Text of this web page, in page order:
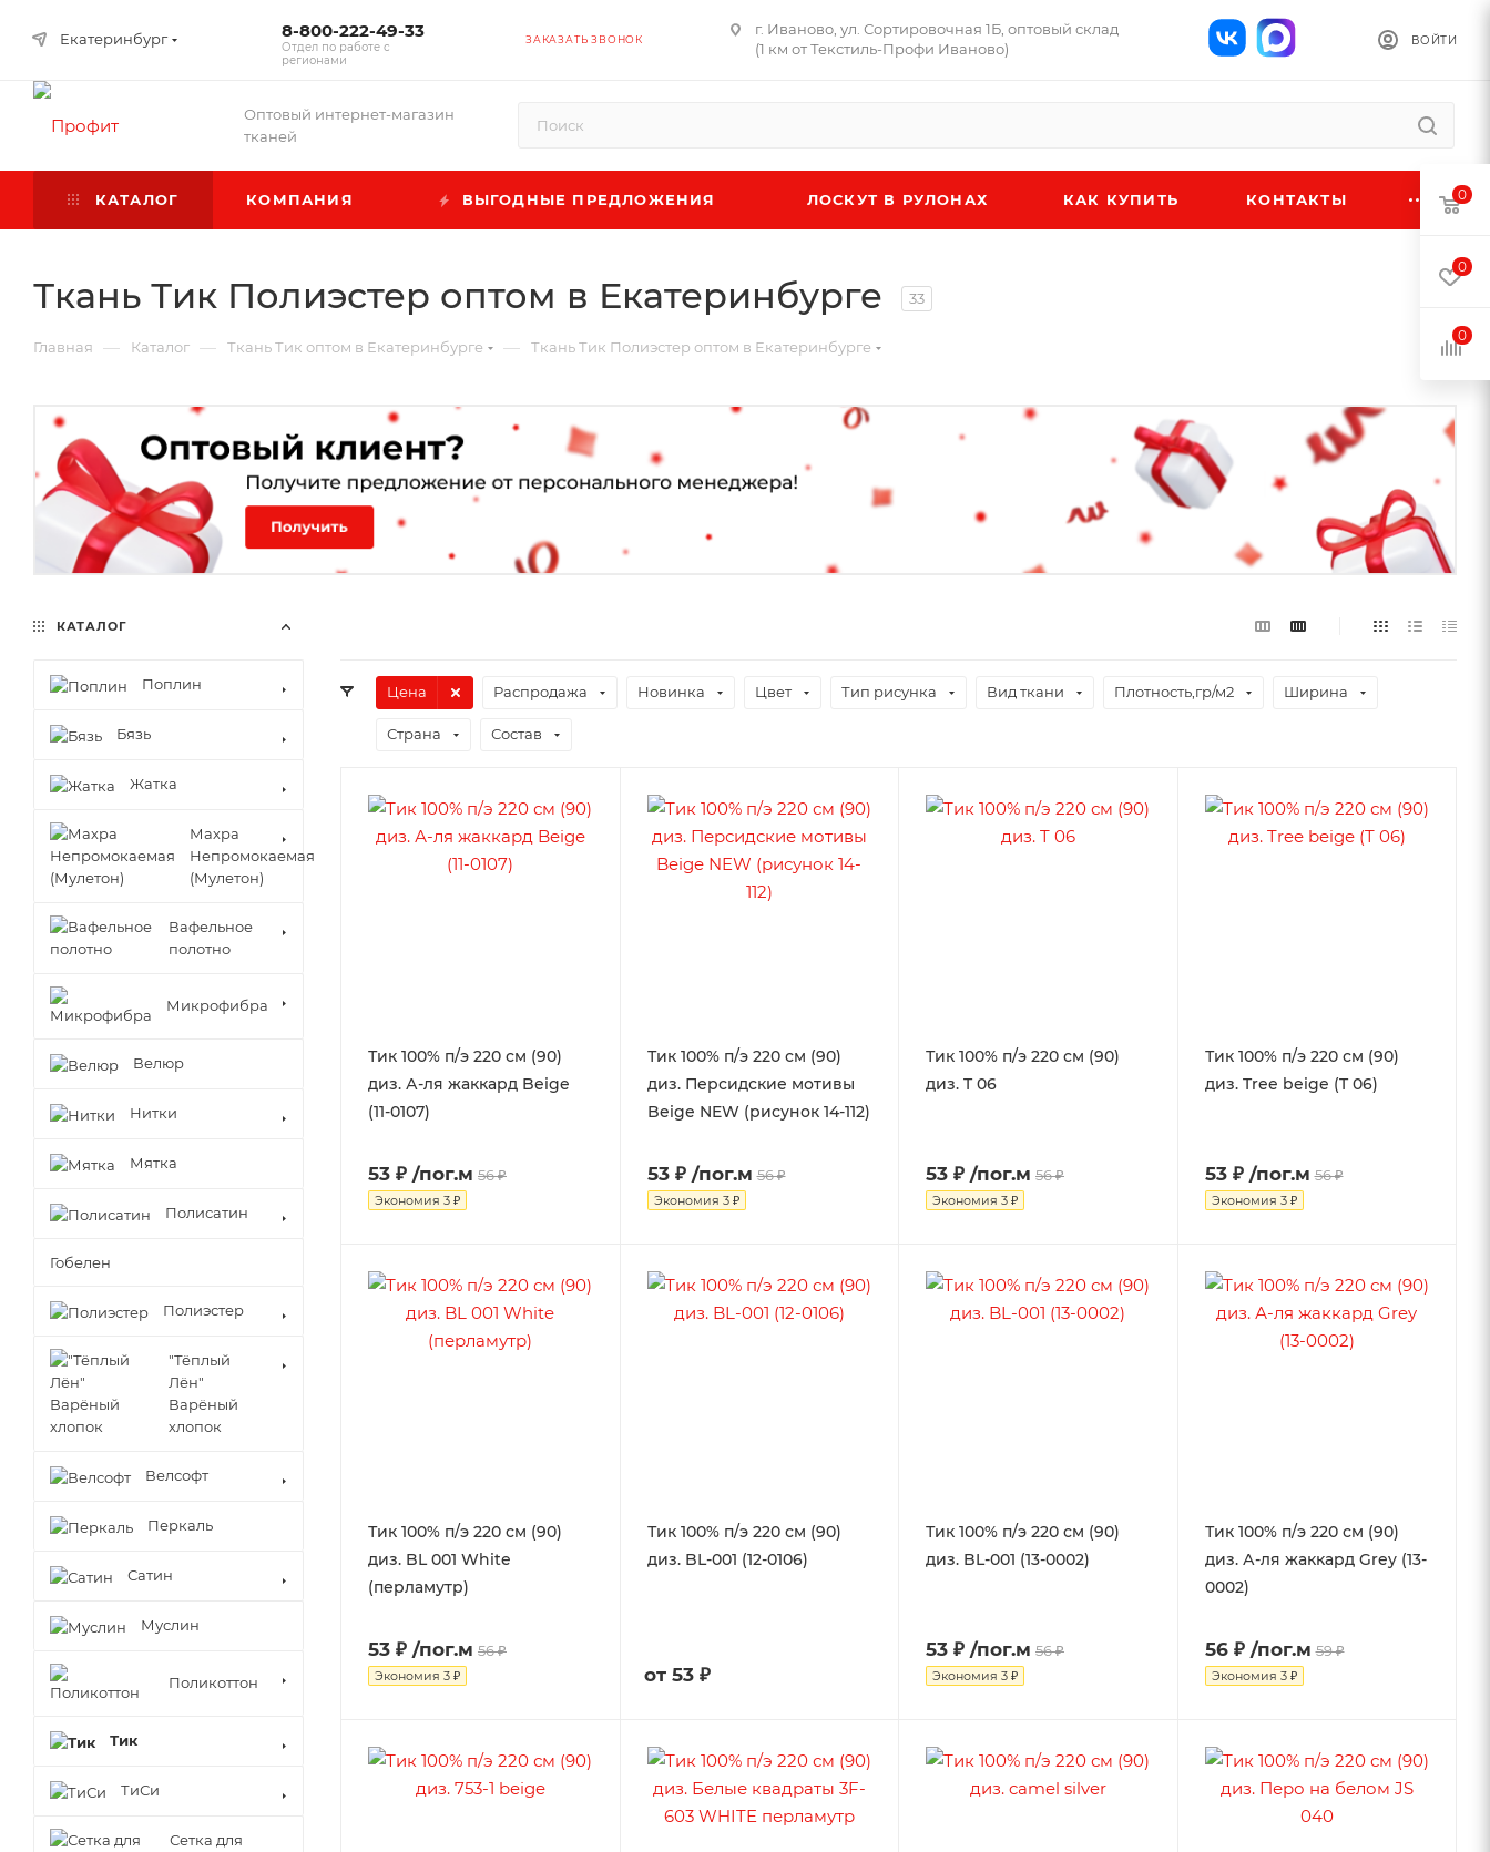
Екатеринбург 8-800-222-49-33
Отдел по работе с
регионами
ЗАКАЗАТЬ ЗВОНОК
г. Иваново, ул. Сортировочная 1Б, оптовый склад
(1 км от Текстиль-Профи Иваново)
ВОЙТИ
Оптовый интернет-магазин
тканей
КАТАЛОГ КОМПАНИЯ ВЫГОДНЫЕ ПРЕДЛОЖЕНИЯ ЛОСКУТ В РУЛОНАХ КАК КУПИТЬ КОНТАКТЫ
Ткань Тик Полиэстер оптом в Екатеринбурге 33
Главная — Каталог — Ткань Тик оптом в Екатеринбурге — Ткань Тик Полиэстер оптом в Екатеринбурге
Цена Распродажа Новинка Цвет Тип рисунка Вид ткани Плотность,гр/м2 Ширина
Страна Состав
Тик 100% п/э 220 см (90)
диз. А-ля жаккард Beige
(11-0107)
53 ₽ /пог.м 56 ₽
Экономия 3 ₽
Тик 100% п/э 220 см (90)
диз. Персидские мотивы
Beige NEW (рисунок 14-112)
53 ₽ /пог.м 56 ₽
Экономия 3 ₽
Тик 100% п/э 220 см (90)
диз. T 06
53 ₽ /пог.м 56 ₽
Экономия 3 ₽
Тик 100% п/э 220 см (90)
диз. Tree beige (T 06)
53 ₽ /пог.м 56 ₽
Экономия 3 ₽
Тик 100% п/э 220 см (90)
диз. BL 001 White
(перламутр)
53 ₽ /пог.м 56 ₽
Экономия 3 ₽
Тик 100% п/э 220 см (90)
диз. BL-001 (12-0106)
от 53 ₽
Тик 100% п/э 220 см (90)
диз. BL-001 (13-0002)
53 ₽ /пог.м 56 ₽
Экономия 3 ₽
Тик 100% п/э 220 см (90)
диз. А-ля жаккард Grey (13-
0002)
56 ₽ /пог.м 59 ₽
Экономия 3 ₽
КАТАЛОГ
Поплин
Бязь
Жатка
Махра
Непромокаемая
(Мулетон)
Вафельное
полотно
Микрофибра
Велюр
Нитки
Мятка
Полисатин
Гобелен
Полиэстер
"Тёплый
Лён"
Варёный
хлопок
Велсофт
Перкаль
Сатин
Муслин
Поликоттон
Тик
ТиСи
Сетка для
0
0
0